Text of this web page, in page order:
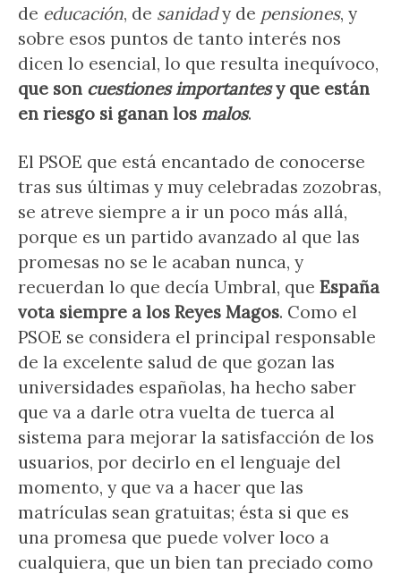
de educación, de sanidady de pensiones, y
sobre esos puntos de tanto interés nos
dicen lo esencial, lo que resulta inequívoco,
que son cuestiones importantesy que están
en riesgo si ganan los malos.
El PSOE que está encantado de conocerse
tras sus últimas y muy celebradas zozobras,
se atreve siempre a ir un poco más allá,
porque es un partido avanzado al que las
promesas no se le acaban nunca, y
recuerdan lo que decía Umbral, que España
vota siempre a los Reyes Magos. Como el
PSOE se considera el principal responsable
de la excelente salud de que gozan las
universidades españolas, ha hecho saber
que va a darle otra vuelta de tuerca al
sistema para mejorar la satisfacción de los
usuarios, por decirlo en el lenguaje del
momento, y que va a hacer que las
matrículas sean gratuitas; ésta si que es
una promesa que puede volver loco a
cualquiera, que un bien tan preciado como